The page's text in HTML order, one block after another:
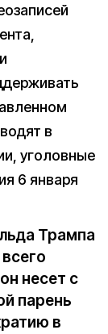
в
уголовные
6 января
Трампа
несет с
парень
в